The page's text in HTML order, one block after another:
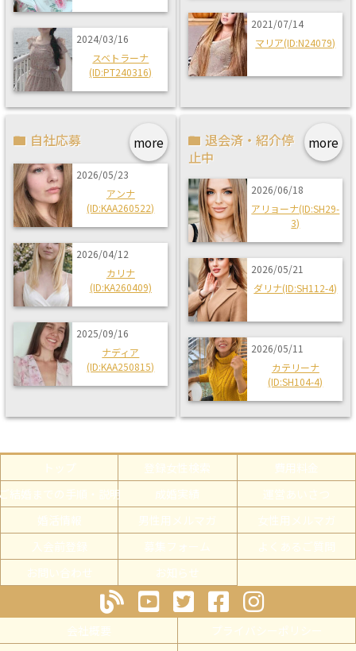
2024/03/16
スベトラーナ
(ID:PT240316)
2021/07/14
マリア(ID:N24079)
more
自社応募
2026/05/23
アンナ
(ID:KAA260522)
2026/04/12
カリナ
(ID:KA260409)
2025/09/16
ナディア
(ID:KAA250815)
more
退会済・紹介停
止中
2026/06/18
アリョーナ(ID:SH29-
3)
2026/05/21
ダリナ(ID:SH112-4)
2026/05/11
カテリーナ
(ID:SH104-4)
トップ 登録女性検索
費用料金
結婚までの手順・説明
成婚実績
運営あいさつ
婚活情報
男性用メルマガ
女性用メルマガ
入会前登録
募集フォーム
よくあるご質問
お問い合わせ
お知らせ
会社概要
プライバシーポリシー